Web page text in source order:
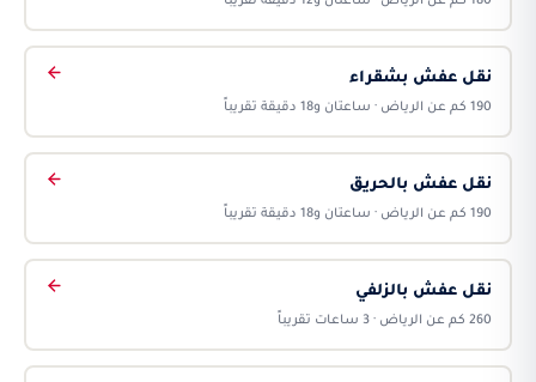
نقل عفش بشقراء
190 كم عن الرياض · ساعتان و18 دقيقة تقريباً
نقل عفش بالحريق
190 كم عن الرياض · ساعتان و18 دقيقة تقريباً
نقل عفش بالزلفي
260 كم عن الرياض · 3 ساعات تقريباً